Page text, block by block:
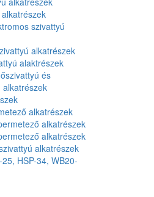
szivattyú
alkatrészek
alaktrészek
és
alkatrészek
alkatrészek
alkatrészek
alkatrészek
alkatrészek
25, HSP-34, WB20-